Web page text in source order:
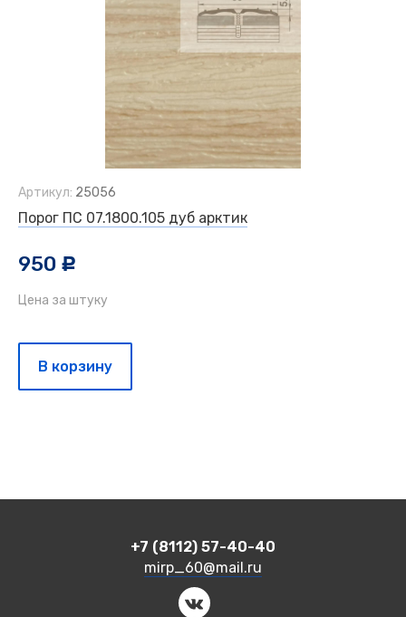
Артикул: 25056
Порог ПС 07.1800.105 дуб арктик
950 c
Цена за штуку
В корзину
+7 (8112) 57-40-40
mirp_60@mail.ru